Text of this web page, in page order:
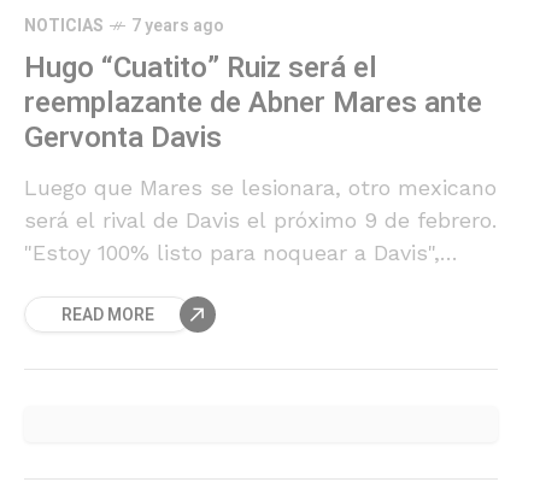
NOTICIAS 7 years ago
Hugo “Cuatito” Ruiz será el
reemplazante de Abner Mares ante
Gervonta Davis
Luego que Mares se lesionara, otro mexicano
será el rival de Davis el próximo 9 de febrero.
"Estoy 100% listo para noquear a Davis",
READ MORE